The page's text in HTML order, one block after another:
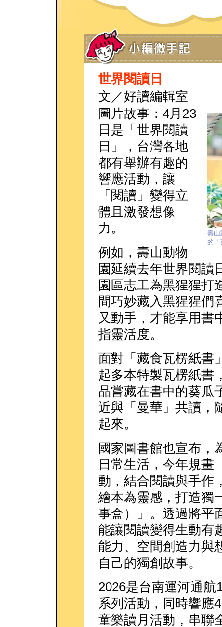
世界閱讀日
文／好讀編輯室
壽山
的「
圖片故事：4月23
日是「世界閱讀
日」，台灣各地
都有舉辦有趣的
響應活動，讓
「閱讀」變得立
體且激發想像
力。
例如，壽山動物
園延續去年世界閱讀
園區志工為黑猩猩打
間巧妙藏入黑猩猩們
又動手，才能享用書
指靈活度。
面對「藏食瓦楞紙書
起多本特製瓦楞紙書
品嘗藏在書中的葵瓜
近與「曼華」共讀，
起來。
國家圖書館也宣布，
日常生活，今年規畫
動，結合閱讀與手作
繪本為靈感，打造獨
事盒）」。透過將平
能讓閱讀變得生動有
能力、空間創造力與
自己的獨創故事。
2026是台南運河通航
系列活動，同時響應
童樂讀月活動，串聯